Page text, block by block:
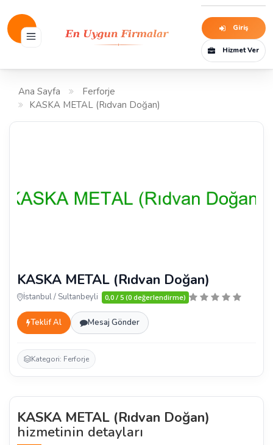
Giriş
Hizmet Ver
Ana Sayfa
Ferforje
KASKA METAL (Rıdvan Doğan)
KASKA METAL (Rıdvan Doğan)
İstanbul / Sultanbeyli 0,0 / 5 (0 değerlendirme)
Teklif Al Mesaj Gönder
Kategori: Ferforje
KASKA METAL (Rıdvan Doğan)
hizmetinin detayları